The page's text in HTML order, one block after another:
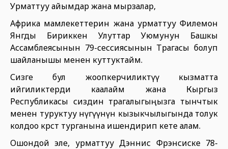
Урматтуу айымдар жана мырзалар,
Африка мамлекеттерин жана урматтуу Филемон
Янгды Бириккен Улуттар Уюмунун Башкы
Ассамблеясынын 79-сессиясынын Төрагасы болуп
шайланышы менен куттуктайм.
Сизге бул жоопкерчиликтүү кызматта
ийгиликтерди каалайм жана Кыргыз
Республикасы сиздин төрагалыгыңызга тынчтык
менен туруктуу өнүгүүнүн кызыкчылыгында толук
колдоо көрсөтө турганына ишендирип кете алам.
Ошондой эле, урматтуу Дэннис Фрэнсиске 78-